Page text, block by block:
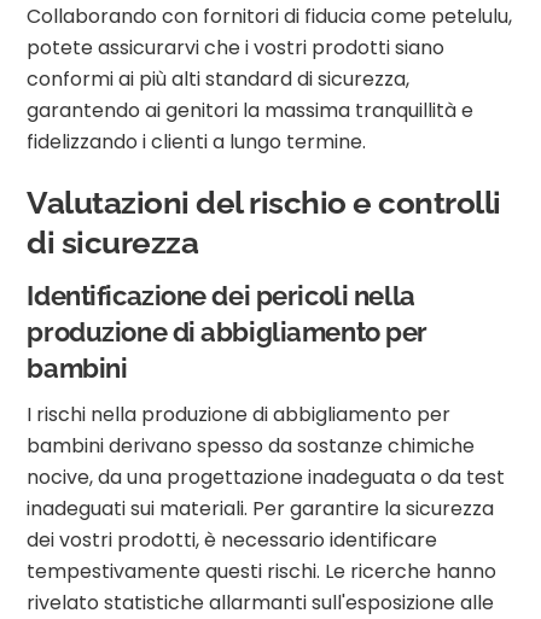
Collaborando con fornitori di fiducia come petelulu,
potete assicurarvi che i vostri prodotti siano
conformi ai più alti standard di sicurezza,
garantendo ai genitori la massima tranquillità e
fidelizzando i clienti a lungo termine.
Valutazioni del rischio e controlli
di sicurezza
Identificazione dei pericoli nella
produzione di abbigliamento per
bambini
I rischi nella produzione di abbigliamento per
bambini derivano spesso da sostanze chimiche
nocive, da una progettazione inadeguata o da test
inadeguati sui materiali. Per garantire la sicurezza
dei vostri prodotti, è necessario identificare
tempestivamente questi rischi. Le ricerche hanno
rivelato statistiche allarmanti sull'esposizione alle